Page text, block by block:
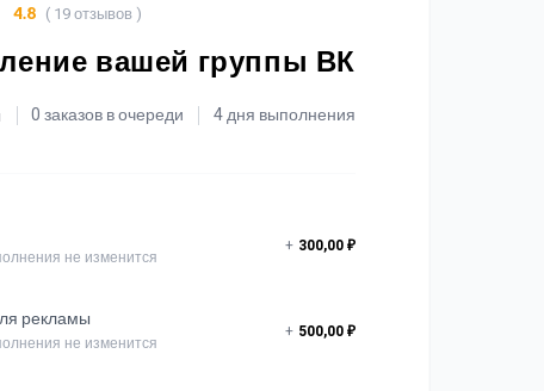
вашей группы ВК
0 заказов в очереди 4 дня выполнения
4.8 ( 19 отзывов )
не изменится
+ 300,00 ₽
рекламы
не изменится
+ 500,00 ₽